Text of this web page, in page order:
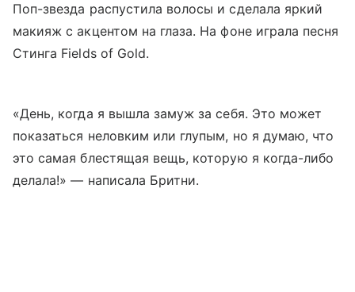
Поп-звезда распустила волосы и сделала яркий
макияж с акцентом на глаза. На фоне играла песня
Стинга Fields of Gold.
«День, когда я вышла замуж за себя. Это может
показаться неловким или глупым, но я думаю, что
это самая блестящая вещь, которую я когда-либо
делала!» — написала Бритни.